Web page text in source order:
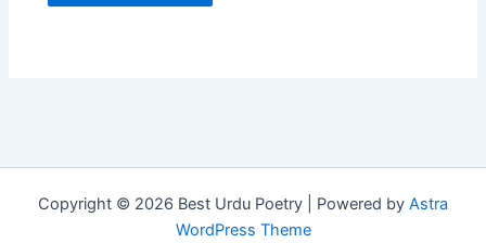
Copyright © 2026 Best Urdu Poetry | Powered by Astra
WordPress Theme